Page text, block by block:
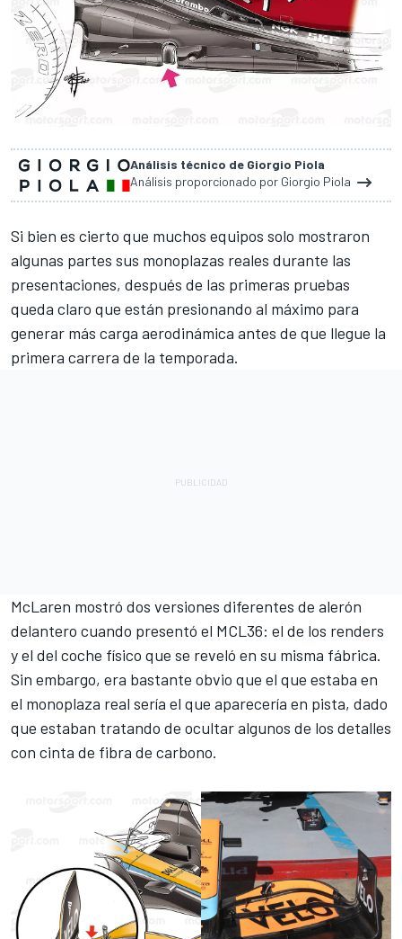
Análisis técnico de Giorgio Piola
Análisis proporcionado por Giorgio Piola
Si bien es cierto que muchos equipos solo mostraron
algunas partes sus monoplazas reales durante las
presentaciones, después de las primeras pruebas
queda claro que están presionando al máximo para
generar más carga aerodinámica antes de que llegue la
primera carrera de la temporada.
McLaren mostró dos versiones diferentes de alerón
delantero cuando presentó el MCL36: el de los renders
y el del coche físico que se reveló en su misma fábrica.
Sin embargo, era bastante obvio que el que estaba en
el monoplaza real sería el que aparecería en pista, dado
que estaban tratando de ocultar algunos de los detalles
con cinta de fibra de carbono.